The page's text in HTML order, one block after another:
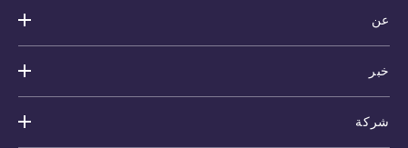
عن
خبر
شركة